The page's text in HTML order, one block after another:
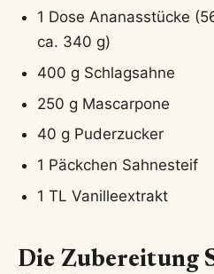
1 Dose Ananasstücke
ca. 340 g)
400 g Schlagsahne
250 g Mascarpone
40 g Puderzucker
1 Päckchen Sahnesteif
1 TL Vanilleextrakt
Die Zubereitung